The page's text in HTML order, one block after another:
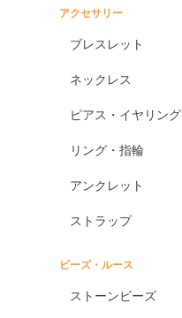
アクセサリー
ブレスレット
ネックレス
ピアス・イヤリング
リング・指輪
アンクレット
ストラップ
ビーズ・ルース
ストーンビーズ